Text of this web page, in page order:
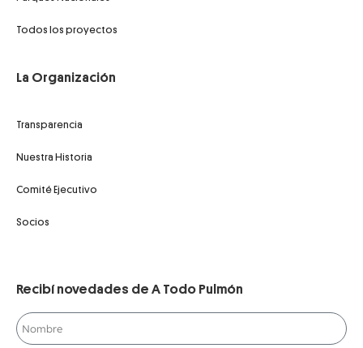
Todos los proyectos
La Organización
Transparencia
Nuestra Historia
Comité Ejecutivo
Socios
Recibí novedades de A Todo Pulmón